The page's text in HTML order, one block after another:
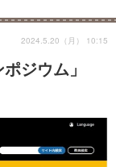
ジウム」
2024.5.20（月） 10:15